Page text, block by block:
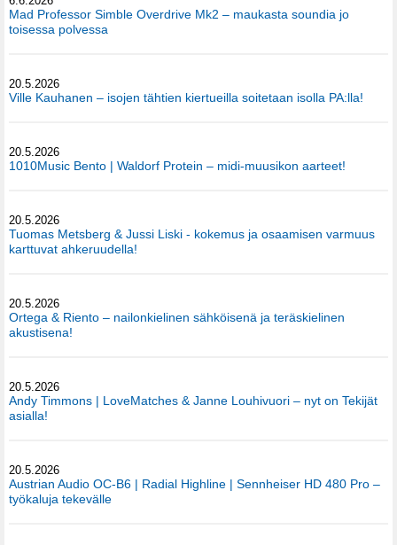
Mad Professor Simble Overdrive Mk2 – maukasta soundia jo
toisessa polvessa
20.5.2026
Ville Kauhanen – isojen tähtien kiertueilla soitetaan isolla PA:lla!
20.5.2026
1010Music Bento | Waldorf Protein – midi-muusikon aarteet!
20.5.2026
Tuomas Metsberg & Jussi Liski - kokemus ja osaamisen varmuus
karttuvat ahkeruudella!
20.5.2026
Ortega & Riento – nailonkielinen sähköisenä ja teräskielinen
akustisena!
20.5.2026
Andy Timmons | LoveMatches & Janne Louhivuori – nyt on Tekijät
asialla!
20.5.2026
Austrian Audio OC-B6 | Radial Highline | Sennheiser HD 480 Pro –
työkaluja tekevälle